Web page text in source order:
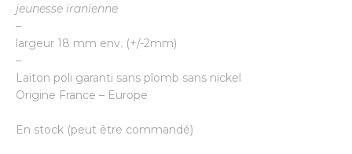
jeunesse iranienne
–
largeur 18 mm env. (+/-2mm)
–
Laiton poli garanti sans plomb sans nickel
Origine France – Europe
En stock (peut être commandé)